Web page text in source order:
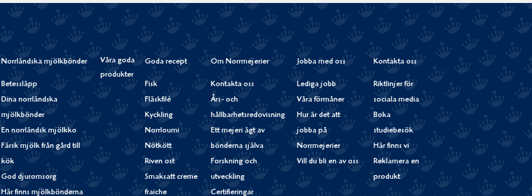
Instagram
Norrländska mjölkbönder
Betessläpp
Dina norrländska
mjölkbönder
En norrländsk mjölkko
Färsk mjölk från gård till
kök
God djuromsorg
Här finns mjölkbönderna
Våra goda
produkter
Goda recept
Fisk
Fläskfilé
Kyckling
Norrloumi
Nötkött
Riven ost
Smaksatt creme
fraiche
Om Norrmejerier
Kontakta oss
Års- och
hållbarhetsredovisning
Ett mejeri ägt av
bönderna själva
Forskning och
utveckling
Certifieringar
Jobba med oss
Lediga jobb
Våra förmåner
Hur är det att
jobba på
Norrmejerier
Vill du bli en av oss
Kontakta oss
Riktlinjer för
sociala media
Boka
studiebesök
Här finns vi
Reklamera en
produkt